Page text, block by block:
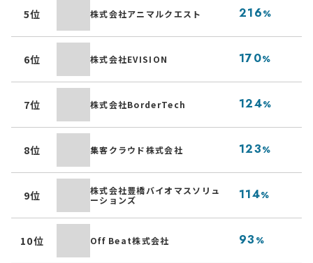
5位 株式会社アニマルクエスト 216%
6位 株式会社EVISION 170%
7位 株式会社BorderTech 124%
8位 集客クラウド株式会社 123%
9位
株式会社豊橋バイオマスソリュ
ーションズ
114%
10位 Off Beat株式会社 93 %